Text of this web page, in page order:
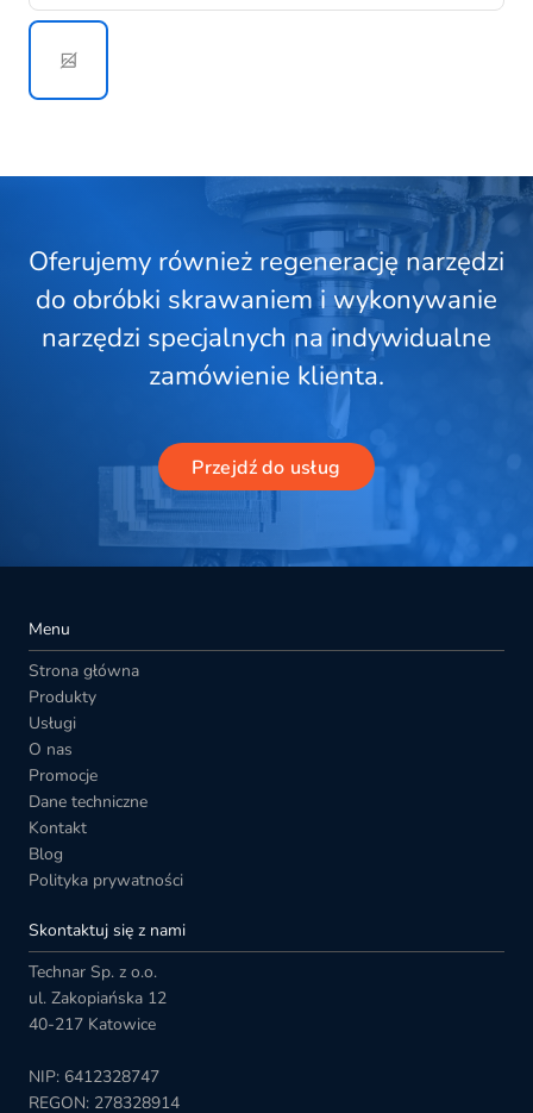
Oferujemy również regenerację narzędzi
do obróbki skrawaniem i wykonywanie
narzędzi specjalnych na indywidualne
zamówienie klienta.
Przejdź do usług
Menu
Strona główna
Produkty
Usługi
O nas
Promocje
Dane techniczne
Kontakt
Blog
Polityka prywatności
Skontaktuj się z nami
Technar Sp. z o.o.
ul. Zakopiańska 12
40-217 Katowice
NIP: 6412328747
REGON: 278328914